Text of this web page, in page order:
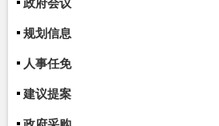
政府会议
规划信息
人事任免
建议提案